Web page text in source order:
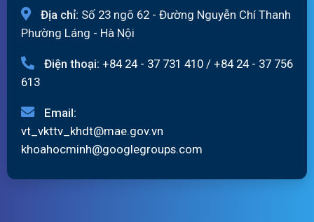
Địa chỉ: Số 23 ngõ 62 - Đường Nguyễn Chí Thanh
Phường Láng - Hà Nội
Điện thoại: +84 24 - 37 731 410 / +84 24 - 37 756
613
Email:
vt_vkttv_khdt@mae.gov.vn
khoahocminh@googlegroups.com